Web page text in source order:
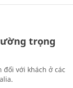
trọng
đối với khách ở các